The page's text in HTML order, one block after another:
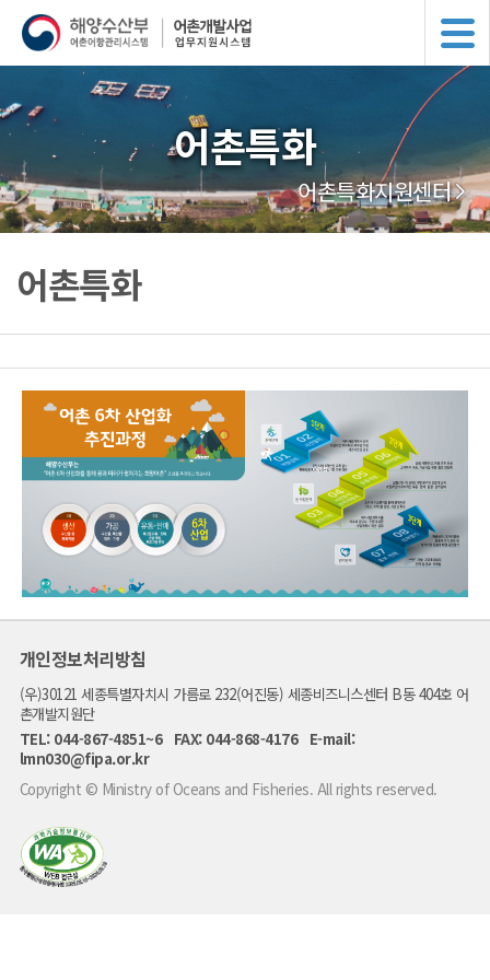
어촌특화
어촌특화지원센터
어촌특화
해
양
산
부
"어
촌
6
차
산
업
화
를
해
꿈
과
미
개인정보처리방침
(우)30121 세종특별자치시 가름로 232(어진동) 세종비즈니스센터 B동 404호 어
촌개발지원단
TEL: 044-867-4851~6 FAX: 044-868-4176 E-mail:
lmn030@fipa.or.kr
Copyright © Ministry of Oceans and Fisheries. All rights reserved.